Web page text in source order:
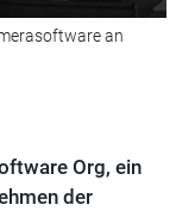
an
Org, ein
der